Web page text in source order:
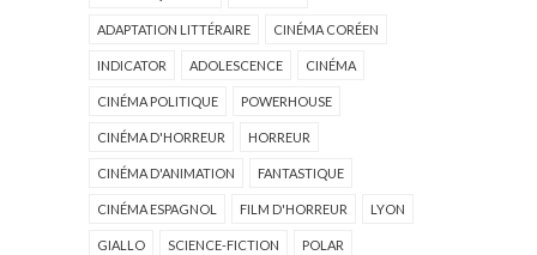
ADAPTATION LITTÉRAIRE CINÉMA CORÉEN
INDICATOR ADOLESCENCE CINÉMA
CINÉMA POLITIQUE POWERHOUSE
CINÉMA D'HORREUR HORREUR
CINÉMA D'ANIMATION FANTASTIQUE
CINÉMA ESPAGNOL FILM D'HORREUR LYON
GIALLO SCIENCE-FICTION POLAR